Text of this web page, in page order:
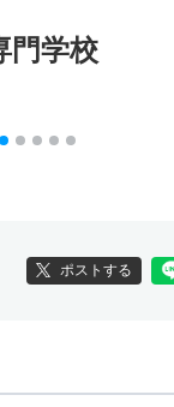
門学校
ポストする